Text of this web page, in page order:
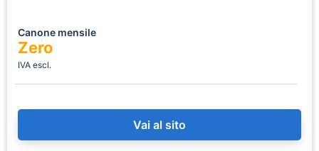
Canone mensile
Zero
IVA escl.
Vai al sito